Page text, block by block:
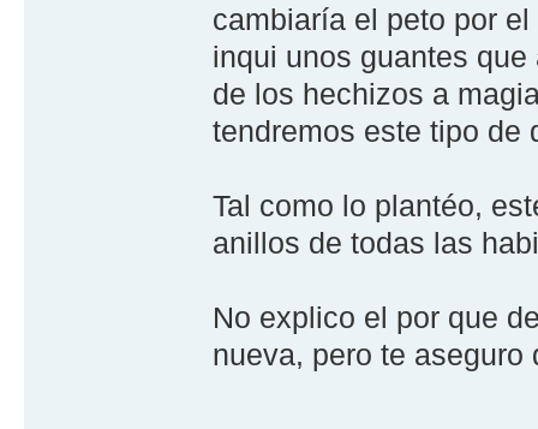
cambiaría el peto por
inqui unos guantes
de los hechizos a
tendremos este tipo de
Tal como lo plantéo,
anillos de todas las
No explico el por que
nueva, pero te